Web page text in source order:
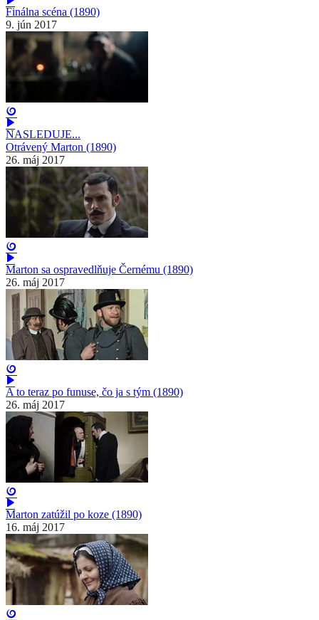
Finálna scéna (1890)
9. jún 2017
NASLEDUJE...
Otrávený Marton (1890)
26. máj 2017
Marton sa ospravedlňuje Černému (1890)
26. máj 2017
A to teraz po funuse, čo ja s tým (1890)
26. máj 2017
Marton zatúžil po koze (1890)
16. máj 2017